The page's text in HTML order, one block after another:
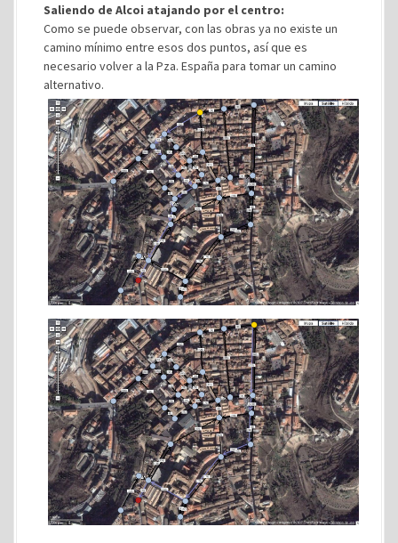
Saliendo de Alcoi atajando por el centro:
Como se puede observar, con las obras ya no existe un
camino mínimo entre esos dos puntos, así que es
necesario volver a la Pza. España para tomar un camino
alternativo.